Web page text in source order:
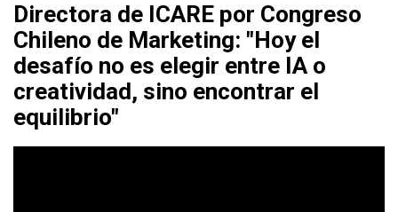
Directora de ICARE por Congreso
Chileno de Marketing: "Hoy el
desafío no es elegir entre IA o
creatividad, sino encontrar el
equilibrio"